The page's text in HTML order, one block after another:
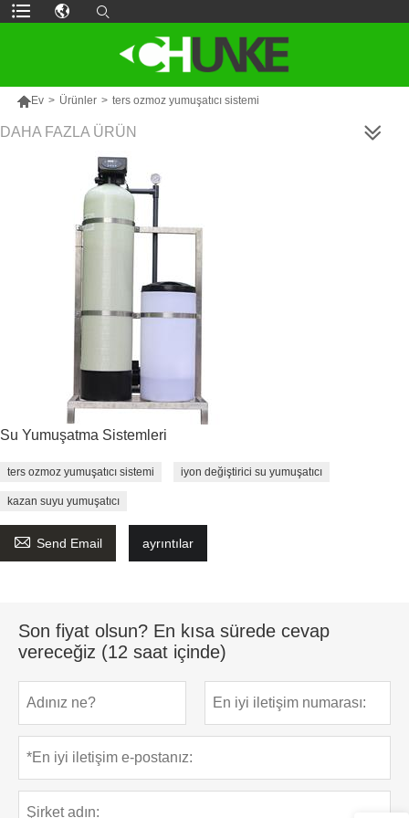
Ev > Ürünler > ters ozmoz yumuşatıcı sistemi
DAHA FAZLA ÜRÜN
Su Yumuşatma Sistemleri
ters ozmoz yumuşatıcı sistemi iyon değiştirici su yumuşatıcı
kazan suyu yumuşatıcı
 Send Email ayrıntılar
Son fiyat olsun? En kısa sürede cevap
vereceğiz (12 saat içinde)